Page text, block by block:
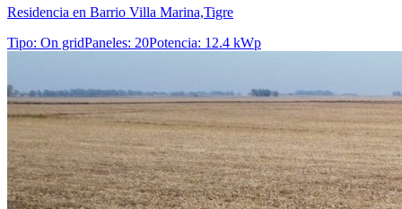
Residencia en Barrio Villa Marina,Tigre
Tipo: On gridPaneles: 20Potencia: 12.4 kWp